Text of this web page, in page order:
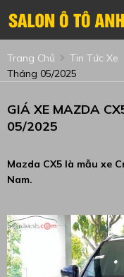
Trang Chủ Tin Tức Xe
Tháng 05/2025
GIÁ XE MAZDA
05/2025
Mazda CX5 là mẫu xe
Nam.